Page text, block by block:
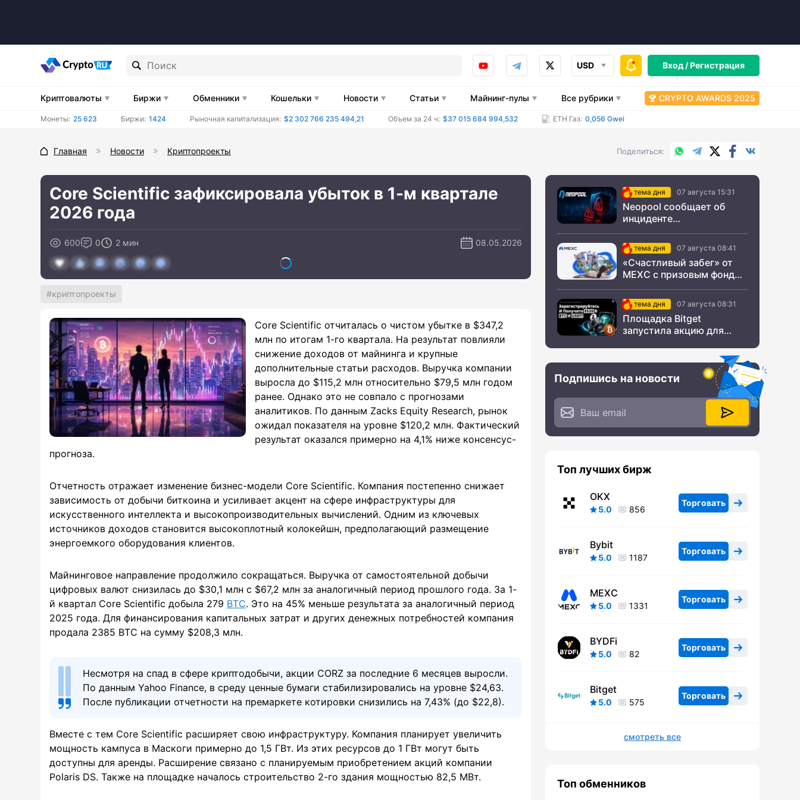
USD Вход /Регистрация
Криптовалюты Биржи Обменники Кошельки Новости Статьи Майнинг-пулы Все рубрики CRYPTO AWARDS 2025
Монеты: 25 623 Биржи: 1424 Рыночная капитализация: $2 302 766 235 494,21 Объем за 24 ч: $37 015 684 994,532 ETH Газ: 0,056 Gwei
Главная Новости Криптопроекты Поделиться WhatsApp
TelegramX.comFacebook
Core Scientific зафиксировала убыток в 1-м квартале
2026 года
600 0 2 мин 08.05.2026
криптопроекты
Core Scientific отчиталась о чистом убытке в $347,2
млн по итогам 1-го квартала. На результат повлияли
снижение доходов от майнинга и крупные
дополнительные статьи расходов. Выручка компании
выросла до $115,2 млн относительно $79,5 млн годом
ранее. Однако это не совпало с прогнозами
аналитиков. По данным Zacks Equity Research, рынок
ожидал показателя на уровне $120,2 млн. Фактический
результат оказался примерно на 4,1% ниже консенсус-
прогноза.
Отчетность отражает изменение бизнес-модели Core Scientific. Компания постепенно снижает
зависимость от добычи биткоина и усиливает акцент на сфере инфраструктуры для
искусственного интеллекта и высокопроизводительных вычислений. Одним из ключевых
источников доходов становится высокоплотный колокейшн, предполагающий размещение
энергоемкого оборудования клиентов.
Майнинговое направление продолжило сокращаться. Выручка от самостоятельной добычи
цифровых валют снизилась до $30,1 млн с $67,2 млн за аналогичный период прошлого года. За 1-
й квартал Core Scientific добыла 279 BTC. Это на 45% меньше результата за аналогичный период
2025 года. Для финансирования капитальных затрат и других денежных потребностей компания
продала 2385 BTC на сумму $208,3 млн.
Несмотря на спад в сфере криптодобычи, акции CORZ за последние 6 месяцев выросли.
По данным Yahoo Finance, в среду ценные бумаги стабилизировались на уровне $24,63.
После публикации отчетности на премаркете котировки снизились на 7,43% (до $22,8).
Вместе с тем Core Scientific расширяет свою инфраструктуру. Компания планирует увеличить
мощность кампуса в Маскоги примерно до 1,5 ГВт. Из этих ресурсов до 1 ГВт могут быть
доступны для аренды. Расширение связано с планируемым приобретением акций компании
Polaris DS. Также на площадке началось строительство 2-го здания мощностью 82,5 МВт.
тема дня 07 августа 15:31
Neopool сообщает об
инциденте
безопасности
тема дня 07 августа 08:41
«Счастливый забег» от
MEXC с призовым фондом
тема дня 07 августа 08:31
Площадка Bitget
запустила акцию для
Подпишись на новости
Топ лучших бирж
OKX
5.0 856
Торговать
Bybit
5.0 1187
Торговать
MEXC
5.0 1331
Торговать
BYDFi
5.0 82
Торговать
Bitget
5.0 575
Торговать
смотреть все
Топ обменников